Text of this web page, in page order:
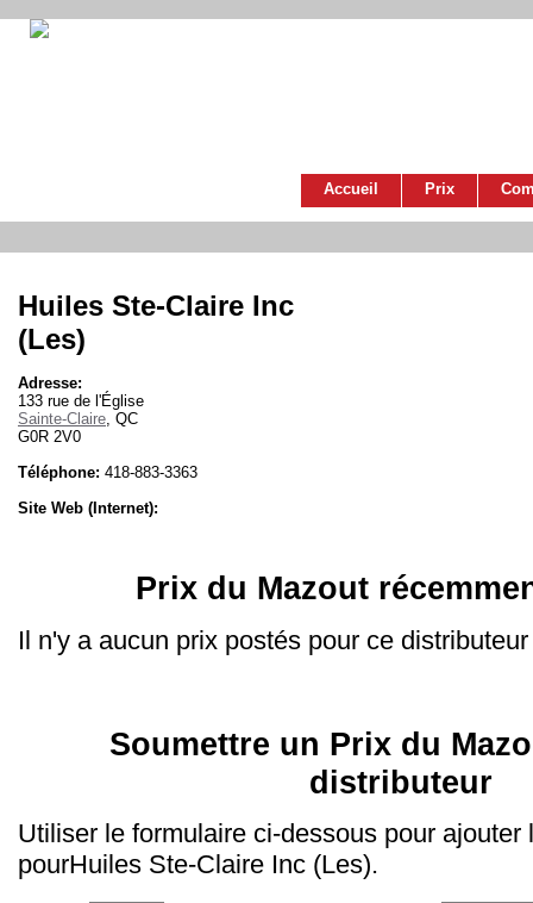
Accueil Prix
Huiles Ste-Claire Inc
(Les)
Adresse:
133 rue de l'Église
Sainte-Claire, QC
G0R 2V0
Téléphone: 418-883-3363
Site Web (Internet):
Prix du Mazout
Il n'y a aucun prix postés pour ce distributeur
Soumettre un Prix du
distributeur
Utiliser le formulaire ci-dessous pour ajouter
pourHuiles Ste-Claire Inc (Les).